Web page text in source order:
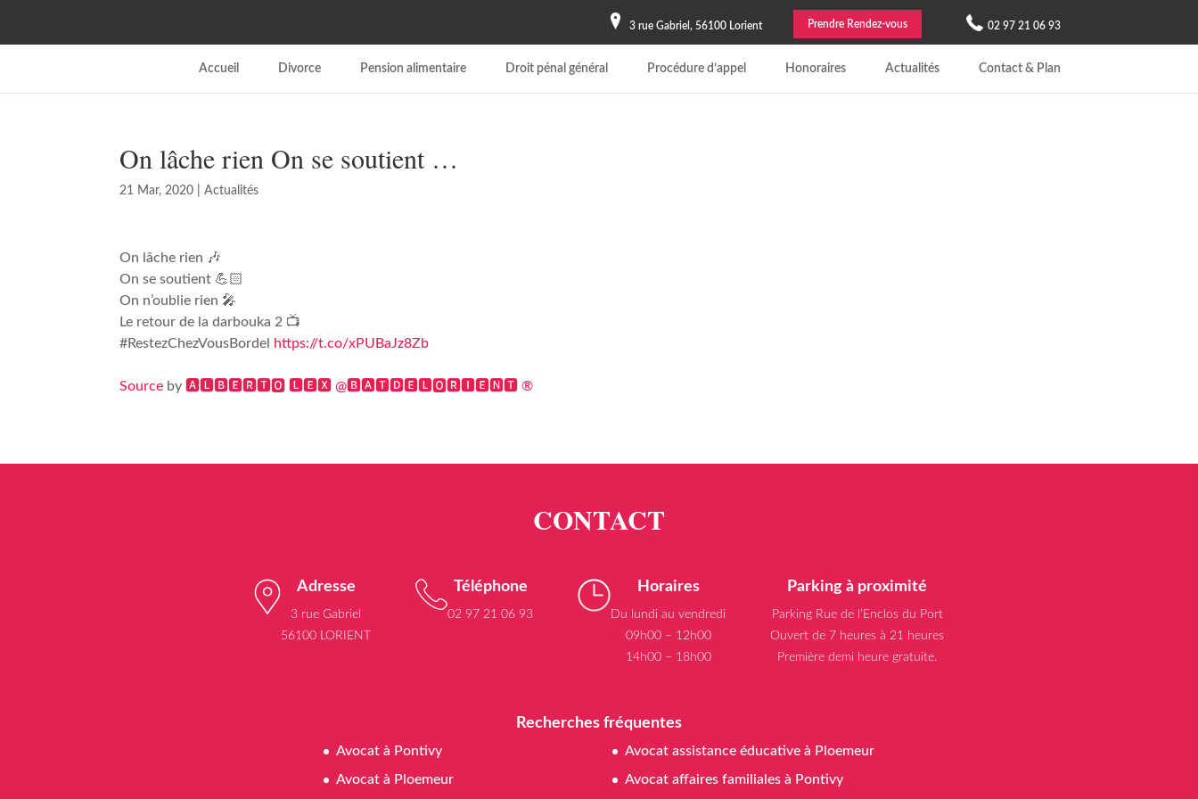
02 97 21 06 93
3 rue Gabriel, 56100 Lorient Prendre Rendez-vous
Accueil Divorce Pension alimentaire Droit pénal général Procédure d’appel Honoraires Actualités Contact & Plan
On lâche rien On se soutient …
21 Mar, 2020 |Actualités
On lâche rien 🎶
On se soutient 💪🏻
On n’oublie rien 🎤
Le retour de la darbouka 2 📺
#RestezChezVousBordel https://t.co/xPUBaJz8Zb
Source by 🅰🅻🅱🅴🆁🆃🅾 🅻🅴🆇 @🅱🅰🆃🅳🅴🅻🅾🆁🅸🅴🅽🆃 ®
Adresse
3 rue Gabriel
56100 LORIENT
Téléphone
02 97 21 06 93
Horaires
Du lundi au vendredi
09h00 – 12h00
14h00 – 18h00
Parking à proximité
Parking Rue de l’Enclos du Port
Ouvert de 7 heures à 21 heures
Première demi heure gratuite.
Recherches fréquentes
Avocat à Pontivy
Avocat à Ploemeur
Avocat assistance éducative à Ploemeur
Avocat affaires familiales à Pontivy